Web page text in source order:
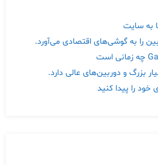
به سایت
بزرگ و دوربین‌های عالی دارد.